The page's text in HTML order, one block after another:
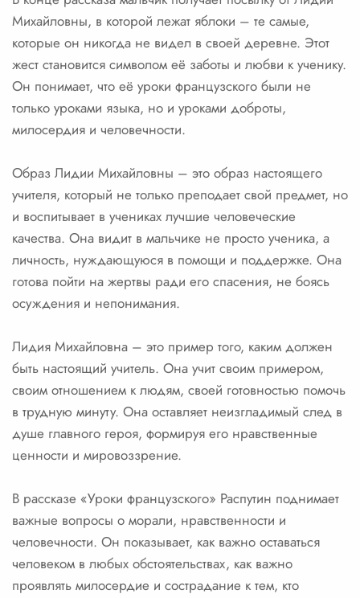
Михайловны, в которой лежат яблоки – те самые,
которые он никогда не видел в своей деревне. Этот
жест становится символом её заботы и любви к ученику.
Он понимает, что её уроки французского были не
только уроками языка, но и уроками доброты,
милосердия и человечности.
Образ Лидии Михайловны – это образ настоящего
учителя, который не только преподает свой предмет, но
и воспитывает в учениках лучшие человеческие
качества. Она видит в мальчике не просто ученика, а
личность, нуждающуюся в помощи и поддержке. Она
готова пойти на жертвы ради его спасения, не боясь
осуждения и непонимания.
Лидия Михайловна – это пример того, каким должен
быть настоящий учитель. Она учит своим примером,
своим отношением к людям, своей готовностью помочь
в трудную минуту. Она оставляет неизгладимый след в
душе главного героя, формируя его нравственные
ценности и мировоззрение.
В рассказе «Уроки французского» Распутин поднимает
важные вопросы о морали, нравственности и
человечности. Он показывает, как важно оставаться
человеком в любых обстоятельствах, как важно
проявлять милосердие и сострадание к тем, кто